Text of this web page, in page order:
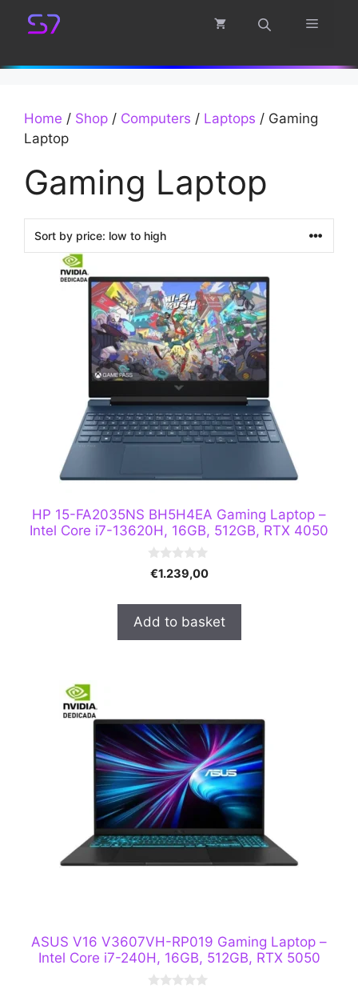
Menu
Home / Shop / Computers / Laptops / Gaming
Laptop
Gaming Laptop
HP 15-FA2035NS BH5H4EA Gaming Laptop –
Intel Core i7-13620H, 16GB, 512GB, RTX 4050
0
o
t
o
f
€1.239,00
Add to basket
ASUS V16 V3607VH-RP019 Gaming Laptop –
Intel Core i7-240H, 16GB, 512GB, RTX 5050